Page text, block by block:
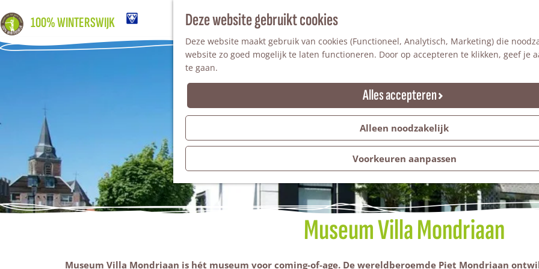
Deze website gebruikt cookies
Deze website maakt gebruik van cookies (Functioneel, Analytisch, Marketing) die
website zo goed mogelijk te laten functioneren. Door op accepteren te klikken, geef je
te gaan.
Alles accepteren
Alleen noodzakelijk
Voorkeuren aanpassen
100% WINTERSWIJK
Museum Villa Mondriaan
Museum Villa Mondriaan is hét museum voor coming-of-age. De wereldberoemde Piet Mondriaan